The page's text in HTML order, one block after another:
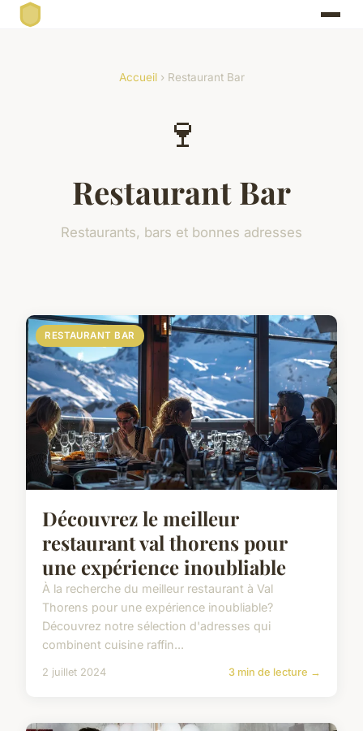
Accueil› Restaurant Bar
🍷
Restaurant Bar
Restaurants, bars et bonnes adresses
RESTAURANT BAR
Découvrez le meilleur
restaurant val thorens pour
une expérience inoubliable
À la recherche du meilleur restaurant à Val
Thorens pour une expérience inoubliable?
Découvrez notre sélection d'adresses qui
combinent cuisine raffin...
2 juillet 2024 3 min de lecture →